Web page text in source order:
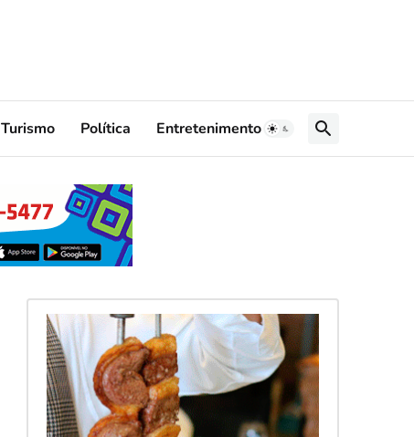
Turismo Política Entretenimento